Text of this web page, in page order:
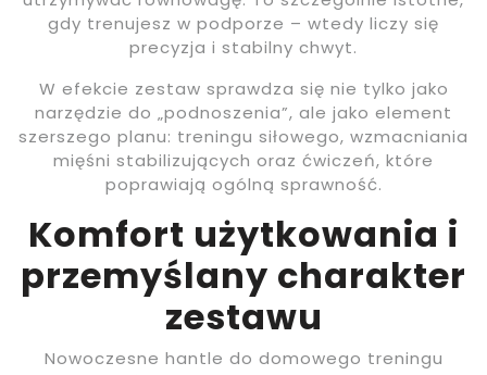
gdy trenujesz w podporze – wtedy liczy się
precyzja i stabilny chwyt.
W efekcie zestaw sprawdza się nie tylko jako
narzędzie do „podnoszenia”, ale jako element
szerszego planu: treningu siłowego, wzmacniania
mięśni stabilizujących oraz ćwiczeń, które
poprawiają ogólną sprawność.
Komfort użytkowania i
przemyślany charakter
zestawu
Nowoczesne hantle do domowego treningu